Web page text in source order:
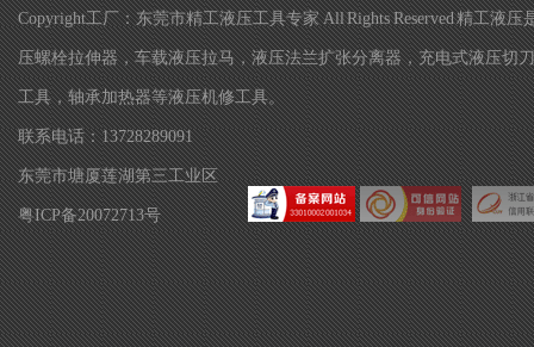
Copyright工厂：东莞市精工液压工具专家 All Rights Reserved 精工
压螺栓拉伸器，车载液压拉马，液压法兰扩张分离器，充电式液压切
工具，轴承加热器等液压机修工具。
联系电话：13728289091
东莞市塘厦莲湖第三工业区
粤ICP备20072713号